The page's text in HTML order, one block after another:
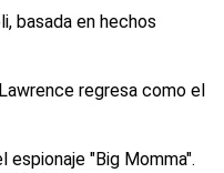
basada en hechos
regresa como el
"Big Momma".